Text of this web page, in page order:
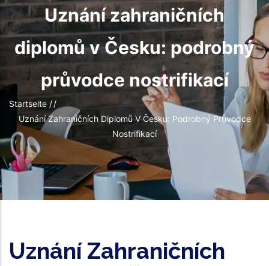
Uznání zahraničních
diplomů v Česku: podrobný
průvodce nostrifikací
Pfadnavigation
Startseite //
Uznání Zahraničních Diplomů V Česku: Podrobný Průvodce
Nostrifikací
Uznání Zahraničních